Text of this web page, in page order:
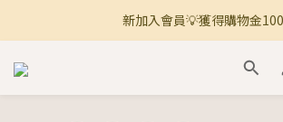
🚚 全館滿800免運 🚚
新加入會員💡獲得購物金100
🚚 全館滿800免運 🚚